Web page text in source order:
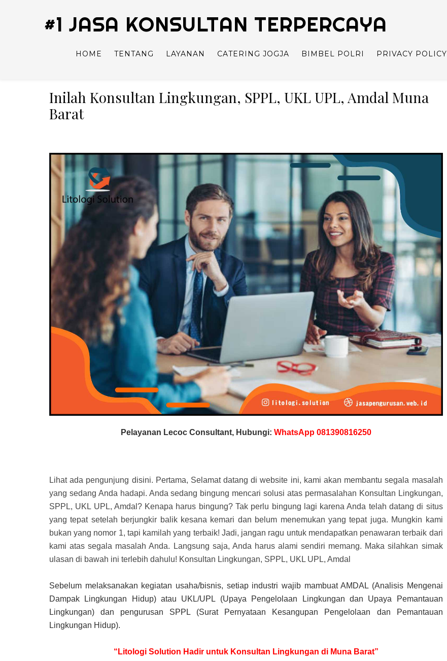
#1 JASA KONSULTAN TERPERCAYA
HOME TENTANG LAYANAN CATERING JOGJA BIMBEL POLRI PRIVACY POLICY
Inilah Konsultan Lingkungan, SPPL, UKL UPL, Amdal Muna
Barat
Pelayanan Lecoc Consultant, Hubungi: WhatsApp 081390816250
Lihat ada pengunjung disini. Pertama, Selamat datang di website ini, kami akan membantu segala masalah
yang sedang Anda hadapi. Anda sedang bingung mencari solusi atas permasalahan Konsultan Lingkungan,
SPPL, UKL UPL, Amdal? Kenapa harus bingung? Tak perlu bingung lagi karena Anda telah datang di situs
yang tepat setelah berjungkir balik kesana kemari dan belum menemukan yang tepat juga. Mungkin kami
bukan yang nomor 1, tapi kamilah yang terbaik! Jadi, jangan ragu untuk mendapatkan penawaran terbaik dari
kami atas segala masalah Anda. Langsung saja, Anda harus alami sendiri memang. Maka silahkan simak
ulasan di bawah ini terlebih dahulu! Konsultan Lingkungan, SPPL, UKL UPL, Amdal
Sebelum melaksanakan kegiatan usaha/bisnis, setiap industri wajib mambuat AMDAL (Analisis Mengenai
Dampak Lingkungan Hidup) atau UKL/UPL (Upaya Pengelolaan Lingkungan dan Upaya Pemantauan
Lingkungan) dan pengurusan SPPL (Surat Pernyataan Kesangupan Pengelolaan dan Pemantauan
Lingkungan Hidup).
“Litologi Solution Hadir untuk Konsultan Lingkungan di Muna Barat”